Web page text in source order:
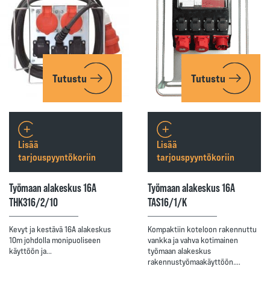
Tutustu
Työmaan alakeskus 16A
THK316/2/10
Kevyt ja kestävä 16A alakeskus
10m johdolla monipuoliseen
käyttöön ja…
Lisää
tarjouspyyntökoriin
Tutustu
Työmaan alakeskus 16A
TAS16/1/K
Kompaktiin koteloon rakennuttu
vankka ja vahva kotimainen
työmaan alakeskus
rakennustyömaakäyttöön.…
Lisää
tarjouspyyntökoriin